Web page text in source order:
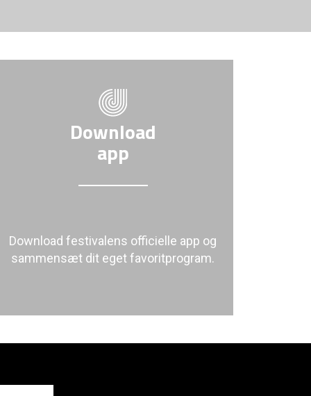
Download
app
Download festivalens officielle app og
sammensæt dit eget favoritprogram.